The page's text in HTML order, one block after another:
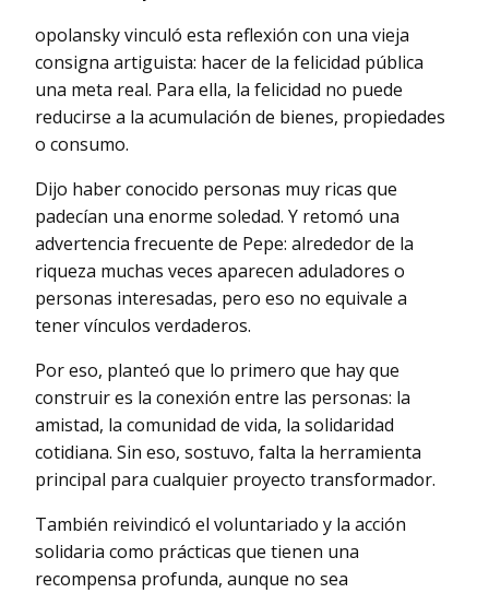
opolansky vinculó esta reflexión con una vieja
consigna artiguista: hacer de la felicidad pública
una meta real. Para ella, la felicidad no puede
reducirse a la acumulación de bienes, propiedades
o consumo.
Dijo haber conocido personas muy ricas que
padecían una enorme soledad. Y retomó una
advertencia frecuente de Pepe: alrededor de la
riqueza muchas veces aparecen aduladores o
personas interesadas, pero eso no equivale a
tener vínculos verdaderos.
Por eso, planteó que lo primero que hay que
construir es la conexión entre las personas: la
amistad, la comunidad de vida, la solidaridad
cotidiana. Sin eso, sostuvo, falta la herramienta
principal para cualquier proyecto transformador.
También reivindicó el voluntariado y la acción
solidaria como prácticas que tienen una
recompensa profunda, aunque no sea